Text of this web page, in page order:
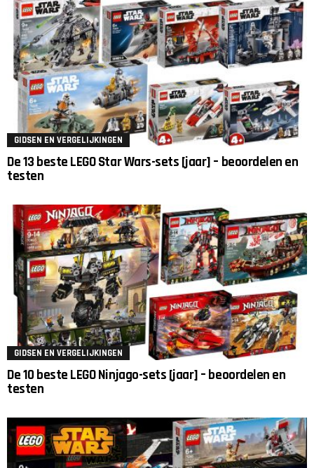
GIDSEN EN VERGELIJKINGEN
De 13 beste LEGO Star Wars-sets [jaar] – beoordelen en
testen
GIDSEN EN VERGELIJKINGEN
De 10 beste LEGO Ninjago-sets [jaar] – beoordelen en
testen